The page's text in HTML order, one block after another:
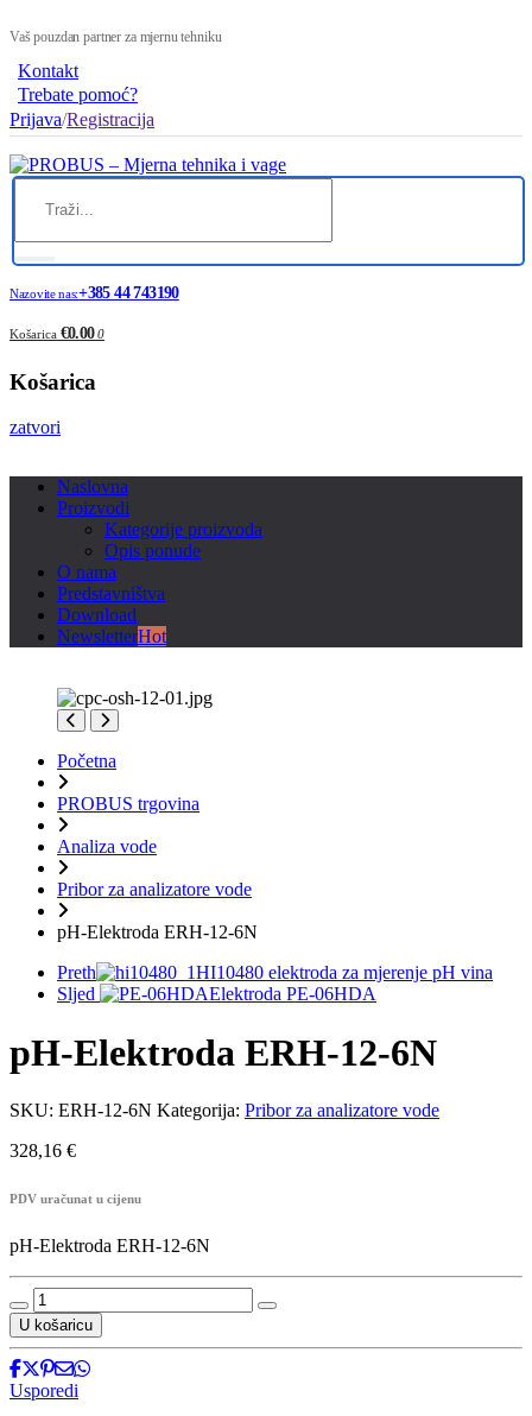
Vaš pouzdan partner za mjernu tehniku
Kontakt
Trebate pomoć?
Prijava/Registracija
Nazovite nas:+385 44 743190
Košarica €0.00 0
Košarica
zatvori
Naslovna
Proizvodi
Kategorije proizvoda
Opis ponude
O nama
Predstavništva
Download
NewsletterHot
Početna
PROBUS trgovina
Analiza vode
Pribor za analizatore vode
pH-Elektroda ERH-12-6N
Preth
HI10480 elektroda za mjerenje pH vina
Sljed
Elektroda PE-06HDA
pH-Elektroda ERH-12-6N
SKU: ERH-12-6N Kategorija: Pribor za analizatore vode
328,16 €
PDV uračunat u cijenu
pH-Elektroda ERH-12-6N
pH-
Elektroda
ERH-
12-
6N
količina
U košaricu
Usporedi